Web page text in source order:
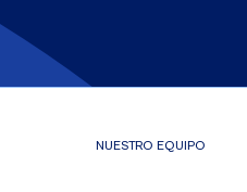
NUESTRO EQUIPO